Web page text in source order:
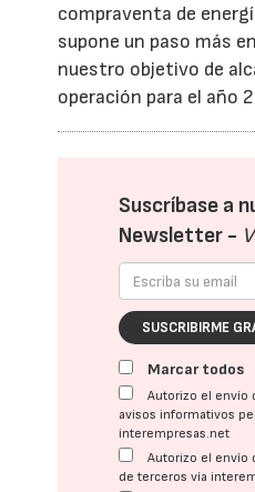
compraventa de
supone un paso más
nuestro objetivo de
operación para el año
Suscríbase a
Newsletter -
SUSCRIBIRME
Marcar todos
Autorizo el envío
avisos informativos
interempresas.net
Autorizo el envío
de terceros vía